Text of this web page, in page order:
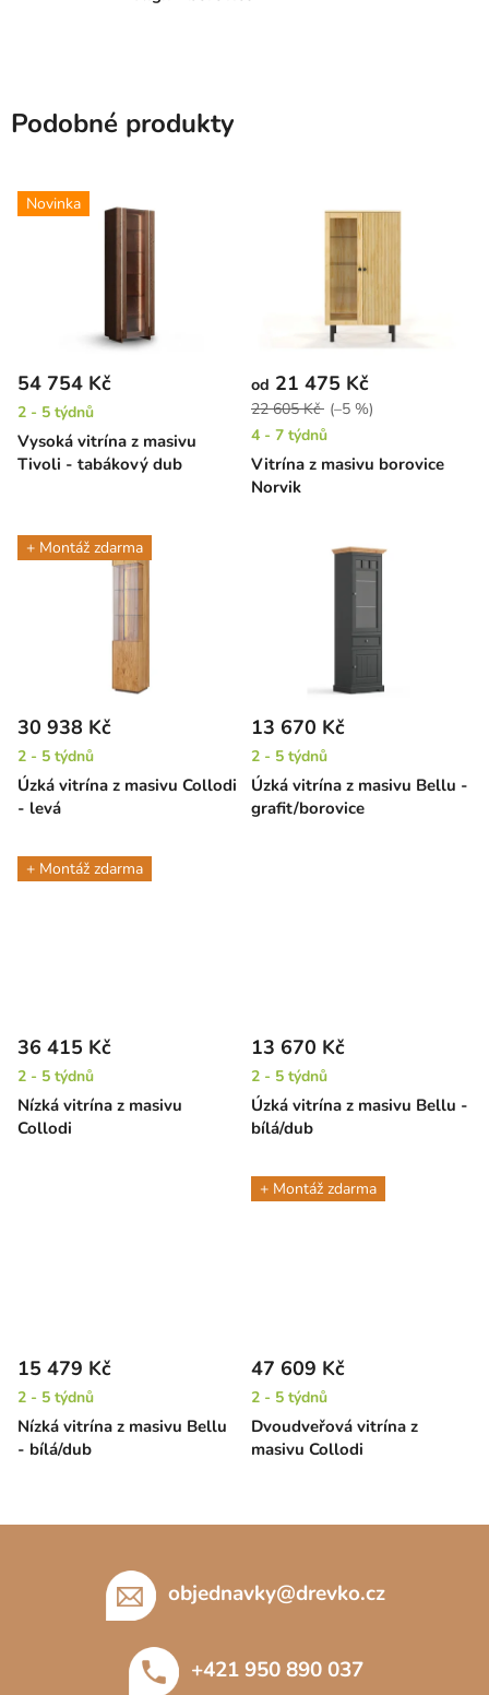
Podobné produkty
Novinka
Vysoká vitrína z masivu
Tivoli - tabákový dub
54 754 Kč
2 - 5 týdnů
Vitrína z masivu borovice
Norvik
od 21 475 Kč
22 605 Kč (–5 %)
4 - 7 týdnů
+ Montáž zdarma
Úzká vitrína z masivu Collodi
- levá
30 938 Kč
2 - 5 týdnů
Úzká vitrína z masivu Bellu -
grafit/borovice
13 670 Kč
2 - 5 týdnů
+ Montáž zdarma
Nízká vitrína z masivu
Collodi
36 415 Kč
2 - 5 týdnů
Úzká vitrína z masivu Bellu -
bílá/dub
13 670 Kč
2 - 5 týdnů
Nízká vitrína z masivu Bellu
- bílá/dub
15 479 Kč
2 - 5 týdnů
+ Montáž zdarma
Dvoudveřová vitrína z
masivu Collodi
47 609 Kč
2 - 5 týdnů
objednavky@drevko.cz
+421 950 890 037